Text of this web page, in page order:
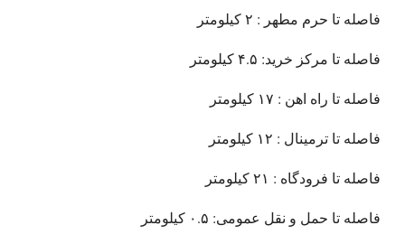
فاصله تا حرم مطهر : ۲ کیلومتر
فاصله تا مرکز خرید: ۴.۵ کیلومتر
فاصله تا راه اهن : ۱۷ کیلومتر
فاصله تا ترمینال : ۱۲ کیلومتر
فاصله تا فرودگاه : ۲۱ کیلومتر
فاصله تا حمل و نقل عمومی: ۰.۵ کیلومتر